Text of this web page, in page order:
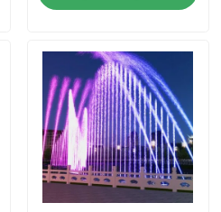
کنترل کیفیت
تماس با ما
درخواست نقل قول
آبنمای شناور